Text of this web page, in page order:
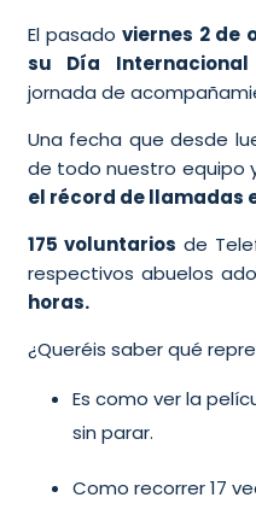
El pasadoviernes 2 de
su Día
jornada de
Una fecha que desde
de todo nuestro equipo
el récord de llamadas
175 voluntarios de
respectivos abuelos
horas.
¿Queréis saber qué
Es como ver la
sin parar.
Como recorrer 17